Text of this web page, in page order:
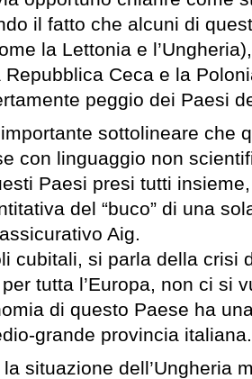
il fatto che alcuni di
la Lettonia e
Ceca e la
peggio dei Paesi
sottolineare che
con linguaggio non
Paesi presi tutti
del “buco” di una
Aig.
cubitali, si parla della crisi
tutta l’Europa, non ci si
di questo Paese ha
grande provincia italiana.
la situazione dell’Ungheria